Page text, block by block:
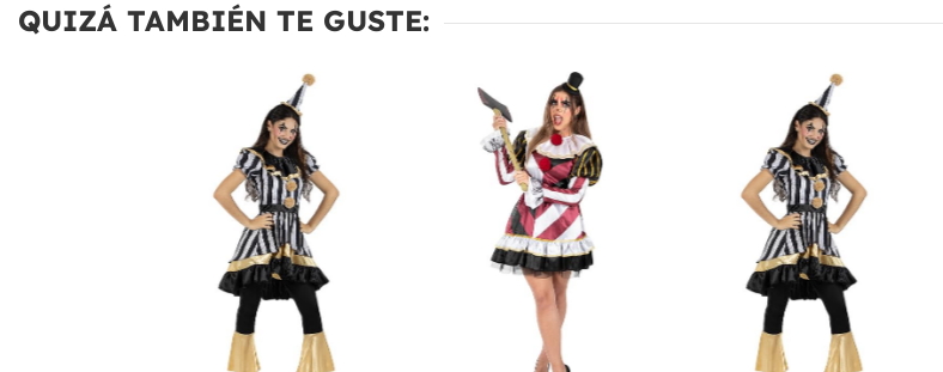
QUIZÁ TAMBIÉN TE GUSTE: